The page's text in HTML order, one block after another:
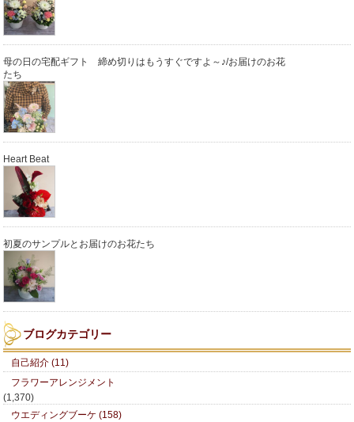
母の日の宅配ギフト 締め切りはもうすぐですよ～♪/お届けのお花
たち
Heart Beat
初夏のサンプルとお届けのお花たち
ブログカテゴリー
自己紹介 (11)
フラワーアレンジメント
(1,370)
ウエディングブーケ (158)